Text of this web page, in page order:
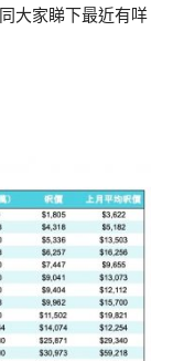
大家睇下最近有咩